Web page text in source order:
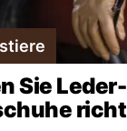
Sie Leder-